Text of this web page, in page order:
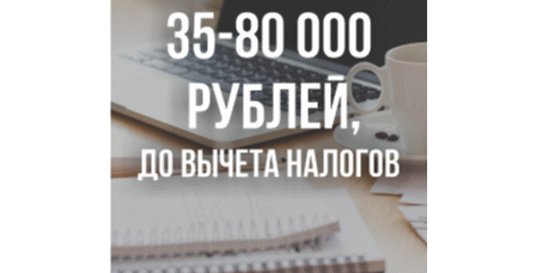
ХК «Сибирь» подписал контракт с обладателем Кубка
Стэнли Евгением Кузнецовым